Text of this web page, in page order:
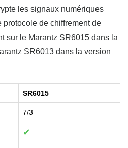
les signaux numériques
protocole de chiffrement de
sur le Marantz SR6015 dans la
SR6013 dans la version
SR6015
7/3
✔